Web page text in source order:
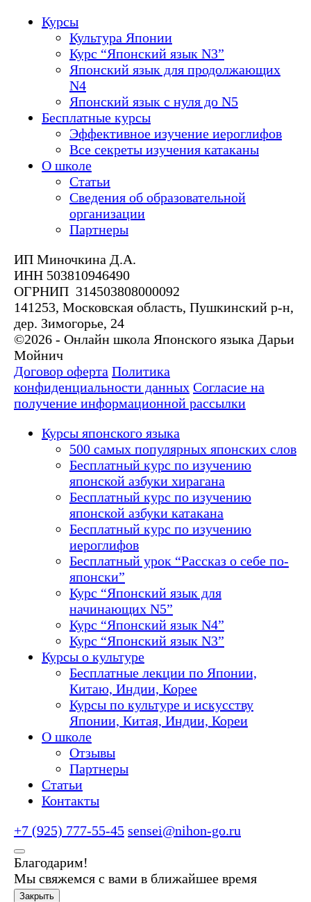
Курсы
Культура Японии
Курс “Японский язык N3”
Японский язык для продолжающих
N4
Японский язык с нуля до N5
Бесплатные курсы
Эффективное изучение иероглифов
Все секреты изучения катаканы
О школе
Статьи
Сведения об образовательной
организации
Партнеры
ИП Миночкина Д.А.
ИНН 503810946490
ОГРНИП 314503808000092
141253, Московская область, Пушкинский р-н,
дер. Зимогорье, 24
©2026 - Онлайн школа Японского языка Дарьи
Мойнич
Договор оферта Политика
конфиденциальности данных Согласие на
получение информационной рассылки
Курсы японского языка
500 самых популярных японских слов
Бесплатный курс по изучению
японской азбуки хирагана
Бесплатный курс по изучению
японской азбуки катакана
Бесплатный курс по изучению
иероглифов
Бесплатный урок “Рассказ о себе по-
японски”
Курс “Японский язык для
начинающих N5”
Курс “Японский язык N4”
Курс “Японский язык N3”
Курсы о культуре
Бесплатные лекции по Японии,
Китаю, Индии, Корее
Курсы по культуре и искусству
Японии, Китая, Индии, Кореи
О школе
Отзывы
Партнеры
Статьи
Контакты
+7 (925) 777-55-45 sensei@nihon-go.ru
Благодарим!
Мы свяжемся с вами в ближайшее время
Закрыть